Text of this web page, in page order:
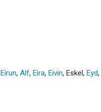
Eirun, Alf, Eira, Eivin, Eskel, Eyd,